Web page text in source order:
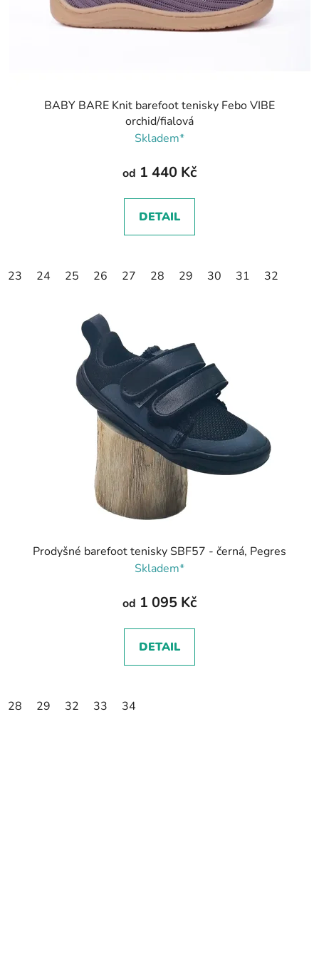
BABY BARE Knit barefoot tenisky Febo VIBE
orchid/fialová
Skladem*
od 1 440 Kč
DETAIL
23 24 25 26 27 28 29 30 31 32
Prodyšné barefoot tenisky SBF57 - černá, Pegres
Skladem*
od 1 095 Kč
DETAIL
28 29 32 33 34